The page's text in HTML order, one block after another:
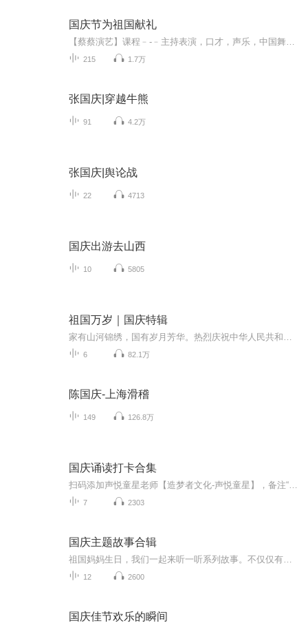
国庆节为祖国献礼
215 1.7万
张国庆|穿越牛熊
91 4.2万
张国庆|舆论战
22 4713
国庆出游去山西
10 5805
祖国万岁｜国庆特辑
6 82.1万
陈国庆-上海滑稽
149 126.8万
国庆诵读打卡合集
7 2303
国庆主题故事合辑
12 2600
国庆佳节欢乐的瞬间